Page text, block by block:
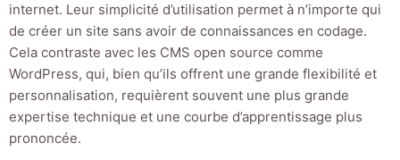
internet. Leur simplicité d’utilisation permet à n’importe qui
de créer un site sans avoir de connaissances en codage.
Cela contraste avec les CMS open source comme
WordPress, qui, bien qu’ils offrent une grande flexibilité et
personnalisation, requièrent souvent une plus grande
expertise technique et une courbe d’apprentissage plus
prononcée.